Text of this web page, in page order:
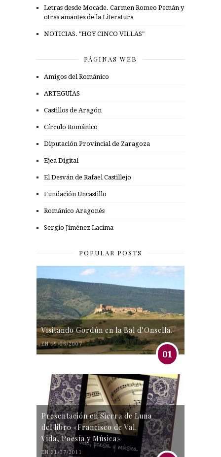
Letras desde Mocade. Carmen Romeo Pemán y
otras amantes de la Literatura
NOTICIAS. "HOY CINCO VILLAS"
PÁGINAS WEB
Amigos del Románico
ARTEGUÍAS
Castillos de Aragón
Círculo Románico
Diputación Provincial de Zaragoza
Ejea Digital
El Desván de Rafael Castillejo
Fundación Uncastillo
Románico Aragonés
Sergio Jiménez Lacima
POPULAR POSTS
Visitando Gordún en la Bal d’Onsella.
EN 19/06/2007
01
Presentación en Sierra de Luna
del libro «Francisco de Val.
Vida, Poesía y Música»
EN 31/07/2011